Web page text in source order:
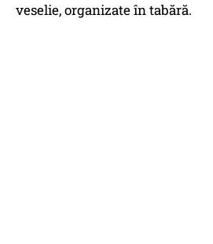
veselie, organizate în tabără.